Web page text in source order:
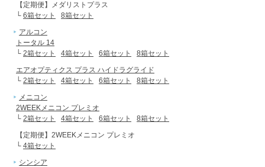
【定期便】メダリストプラス
└ 6箱セット
8箱セット
アルコン
トータル 14
└ 2箱セット 4箱セット 6箱セット
8箱セット
エアオプティクス プラス ハイドラグライド
└ 2箱セット 4箱セット 6箱セット
8箱セット
メニコン
2WEEKメニコン プレミオ
└ 2箱セット 4箱セット 6箱セット
8箱セット
【定期便】2WEEKメニコン プレミオ
└ 4箱セット
シンシア